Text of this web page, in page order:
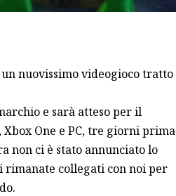
nuovissimo videogioco tratto
e sarà atteso per il
One e PC, tre giorni prima
non ci è stato annunciato lo
rimanate collegati con noi per